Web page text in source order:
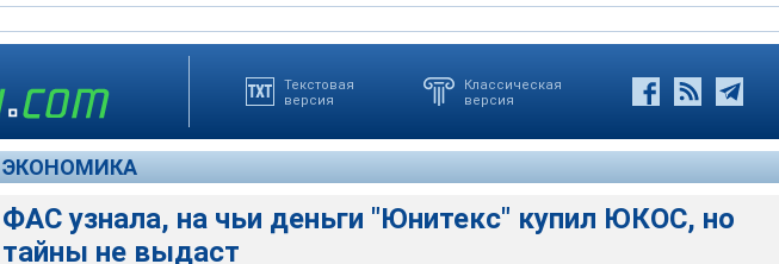
Текстовая
версия
Классическая
версия
ЭКОНОМИКА
ФАС узнала, на чьи деньги "Юнитекс" купил ЮКОС, но
тайны не выдаст
ФАС дала свое согласие ООО “Юнитекс” на покупку активов из 12-го лота с